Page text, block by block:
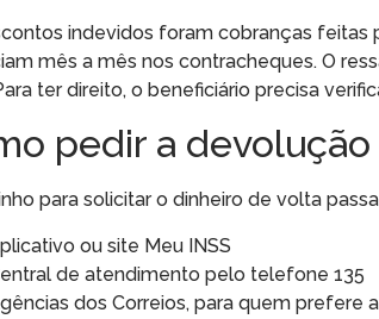
indevidos foram cobranças feitas
mês a mês nos contracheques. O
ter direito, o beneficiário precisa
pedir a devolução
para solicitar o dinheiro de volta
ou site Meu INSS
de atendimento pelo telefone 135
dos Correios, para quem prefere